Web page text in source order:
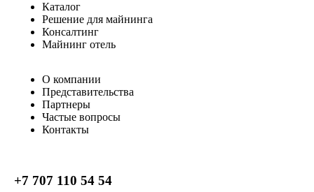
Каталог
Решение для майнинга
Консалтинг
Майнинг отель
О компании
Представительства
Партнеры
Частые вопросы
Контакты
+7 707 110 54 54